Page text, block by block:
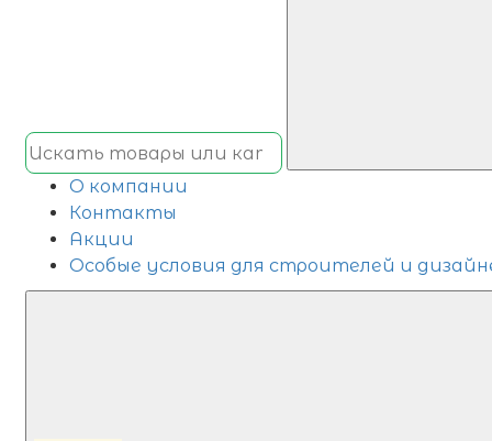
О компании
Контакты
Акции
Особые условия для строителей и